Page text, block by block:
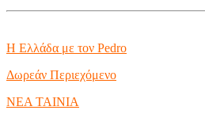
Η Ελλάδα με τον Pedro
Δωρεάν Περιεχόμενο
NEA TAINIA